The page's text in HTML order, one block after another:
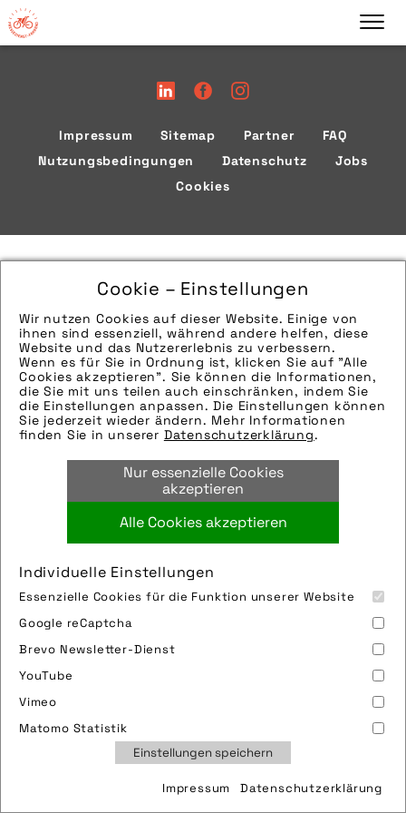
Cookie – Einstellungen
Wir nutzen Cookies auf dieser Website. Einige von
ihnen sind essenziell, während andere helfen, diese
Website und das Nutzererlebnis zu verbessern.
Wenn es für Sie in Ordnung ist, klicken Sie auf "Alle
Cookies akzeptieren". Sie können die Informationen,
die Sie mit uns teilen auch einschränken, indem Sie
die Einstellungen anpassen. Die Einstellungen können
Sie jederzeit wieder ändern. Mehr Informationen
finden Sie in unserer Datenschutzerklärung.
Nur essenzielle Cookies
akzeptieren
Alle Cookies akzeptieren
Individuelle Einstellungen
Essenzielle Cookies für die Funktion unserer Website
Google reCaptcha
Brevo Newsletter-Dienst
YouTube
Vimeo
Matomo Statistik
Einstellungen speichern
Impressum Datenschutzerklärung
Impressum Sitemap Partner
FAQ
Nutzungsbedingungen
Datenschutz
Jobs
Cookies